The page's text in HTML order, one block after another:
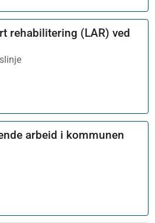
rehabilitering (LAR) ved
arbeid i kommunen